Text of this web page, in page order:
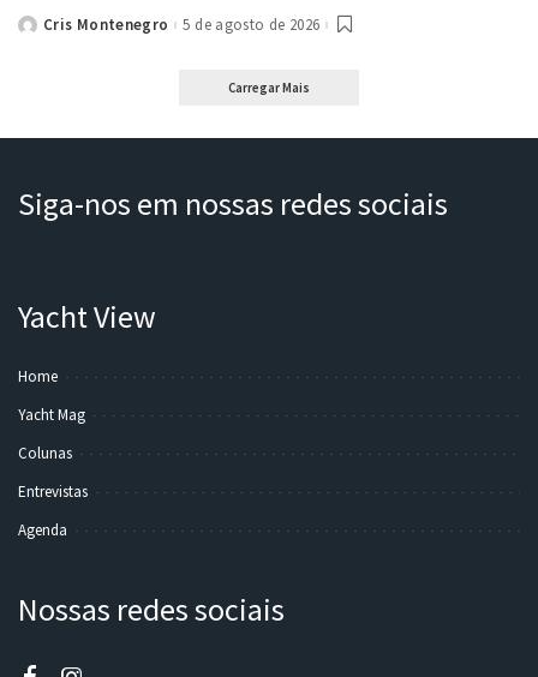
PostedCris Montenegro 5 de agosto de 2026
Carregar Mais
Siga-nos em nossas redes sociais
Yacht View
Home
Yacht Mag
Colunas
Entrevistas
Agenda
Nossas redes sociais